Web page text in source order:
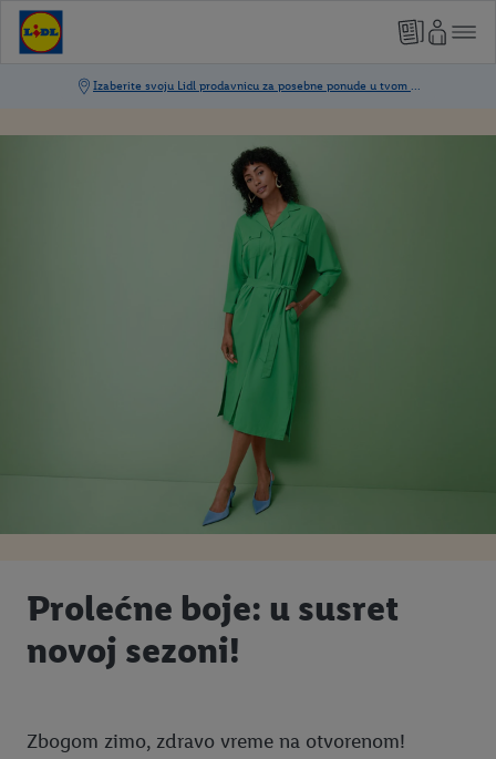
Prolećne boje: u susret
novoj sezoni!
Zbogom zimo, zdravo vreme na otvorenom!